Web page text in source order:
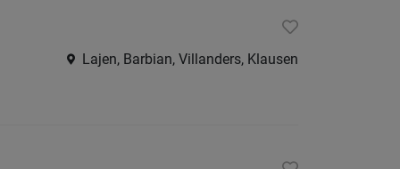
Lajen, Barbian, Villanders, Klausen